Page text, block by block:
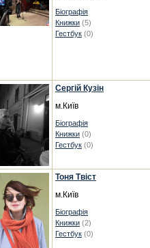
Біографія
Книжки (5)
Гестбук (0)
Сергій Кузін
м.Київ
Біографія
Книжки (0)
Гестбук (0)
Тоня Твіст
м.Київ
Біографія
Книжки (2)
Гестбук (0)